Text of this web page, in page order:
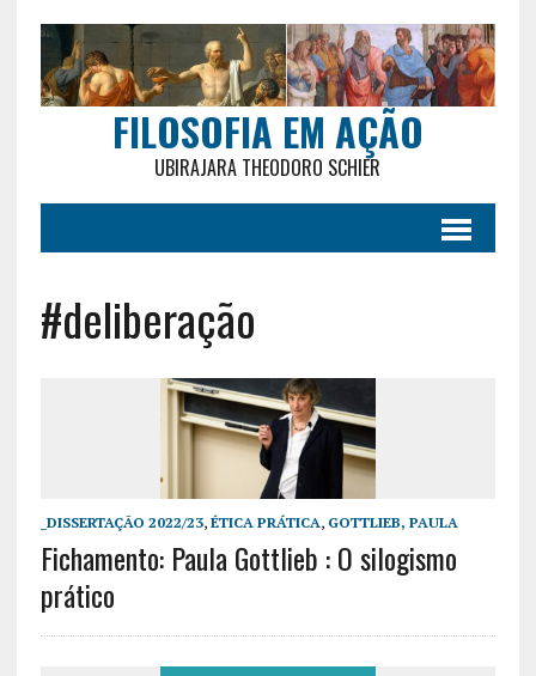
FILOSOFIA EM AÇÃO
UBIRAJARA THEODORO SCHIER
#deliberação
_DISSERTAÇÃO 2022/23, ÉTICA PRÁTICA, GOTTLIEB, PAULA
Fichamento: Paula Gottlieb : O silogismo
prático